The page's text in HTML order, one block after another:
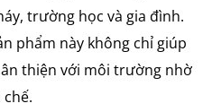
trường học và gia đình.
phẩm này không chỉ giúp
thiện với môi trường nhờ